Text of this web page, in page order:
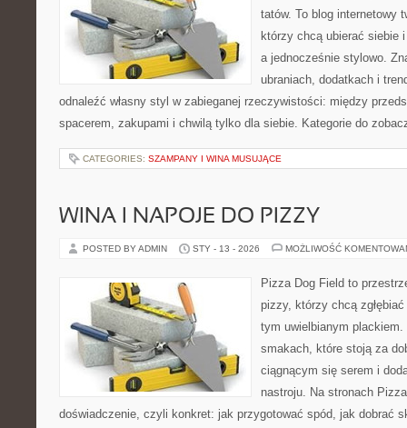
tatów. To blog internetowy
którzy chcą ubierać siebie
a jednocześnie stylowo.
ubraniach, dodatkach i
odnaleźć własny styl w zabieganej rzeczywistości: między
spacerem, zakupami i chwilą tylko dla siebie. Kategorie do
CATEGORIES: SZAMPANY I WINA MUSUJĄCE
WINA I NAPOJE DO PIZZY
POSTED BY ADMIN STY - 13 - 2026 MOŻLIWOŚĆ
Pizza Dog Field to
pizzy, którzy chcą
tym uwielbianym
smakach, które stoją za
ciągnącym się serem i
nastroju. Na stronach
doświadczenie, czyli konkret: jak przygotować spód, jak dobrać